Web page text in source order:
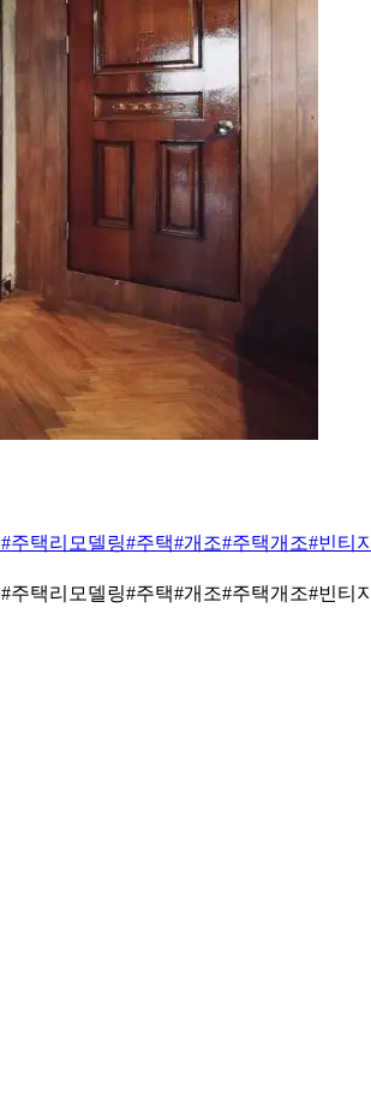
#주택리모델링#주택#개조#주택개조#빈티지
#주택리모델링#주택#개조#주택개조#빈티지